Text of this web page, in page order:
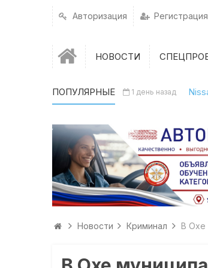
Авторизация Регистрация
НОВОСТИ
ПОПУЛЯРНЫЕ 1 день назад
Новости Криминал В Охе